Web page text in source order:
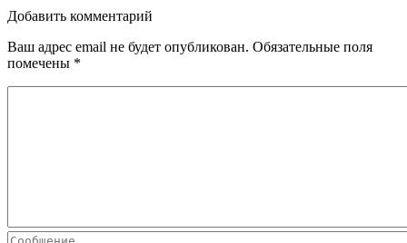
Добавить комментарий
Ваш адрес email не будет опубликован. Обязательные поля
помечены *